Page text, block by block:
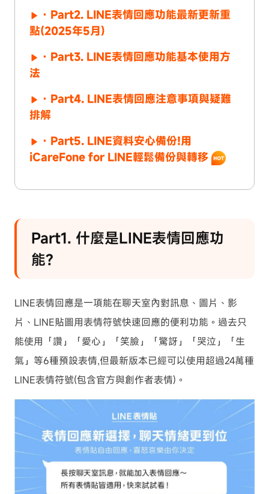
· Part2. LINE表情回應功能最新更新重
點(2025年5月)
· Part3. LINE表情回應功能基本使用方
法
· Part4. LINE表情回應注意事項與疑難
排解
· Part5. LINE資料安心備份!用
iCareFone for LINE輕鬆備份與轉移
Part1. 什麼是LINE表情回應功
能?
LINE表情回應是一項能在聊天室內對訊息、圖片、影
片、LINE貼圖用表情符號快速回應的便利功能。過去只
能使用「讚」「愛心」「笑臉」「驚訝」「哭泣」「生
氣」等6種預設表情,但最新版本已經可以使用超過24萬種
LINE表情符號(包含官方與創作者表情)。